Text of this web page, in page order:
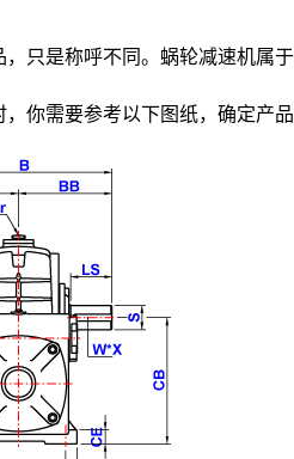
只是称呼不同。蜗轮减速机
你需要参考以下图纸，确定产